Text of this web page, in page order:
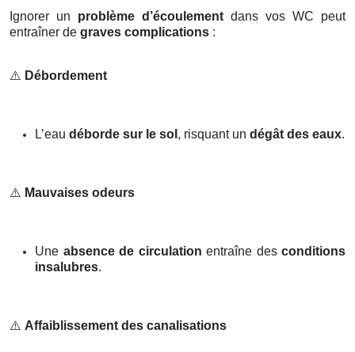
Ignorer un problème d’écoulement dans vos WC peut
entraîner de graves complications :
⚠️ Débordement
L’eau déborde sur le sol , risquant un dégât des eaux.
⚠️ Mauvaises odeurs
Une absence de circulation entraîne des conditions
insalubres.
⚠️ Affaiblissement des canalisations